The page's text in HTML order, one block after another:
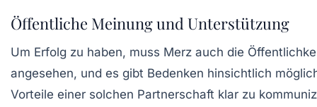
Öffentliche Meinung und Unterstützung
Um Erfolg zu haben, muss Merz auch die
angesehen, und es gibt Bedenken hinsichtlich
Vorteile einer solchen Partnerschaft klar zu